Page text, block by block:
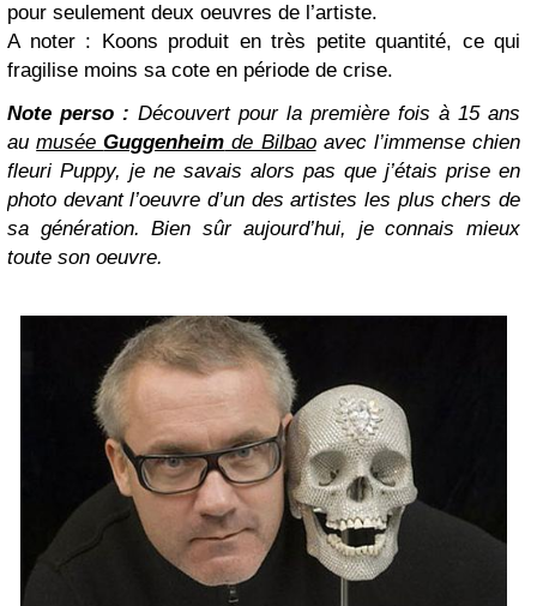
pour seulement deux oeuvres de l’artiste.
A noter : Koons produit en très petite quantité, ce qui
fragilise moins sa cote en période de crise.
Note perso : Découvert pour la première fois à 15 ans
aumuséeGuggenheim de Bilbaoavec l’immense chien
fleuri Puppy, je ne savais alors pas que j’étais prise en
photo devant l’oeuvre d’un des artistes les plus chers de
sa génération. Bien sûr aujourd’hui, je connais mieux
toute son oeuvre.